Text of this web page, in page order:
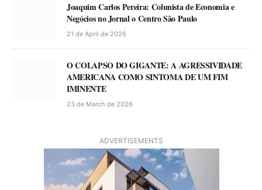
Joaquim Carlos Pereira: Colunista de Economia e
Negócios no Jornal o Centro São Paulo
21 de April de 2026
O COLAPSO DO GIGANTE: A AGRESSIVIDADE
AMERICANA COMO SINTOMA DE UM FIM
IMINENTE
23 de March de 2026
ADVERTISEMENTS